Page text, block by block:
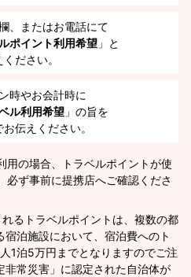
、またはお電話にて
ポイント利用希望 」と
ださい。
時やお会計時に
ル利用希望 」の旨を
伝えください。
用の場合、トラベルポイントが使
必ず事前に提携店へご確認くださ
るトラベルポイントは、複数の都
泊施設において、宿泊費へのト
1泊5万円までとなりますのでご注
非常災害」に認定された自治体が